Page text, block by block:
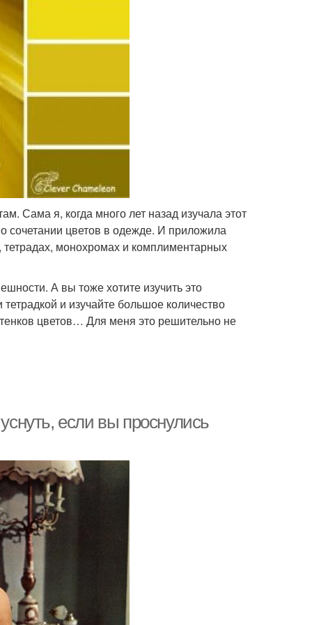
Сама я, когда много лет назад изучала этот
сочетании цветов в одежде. И приложила
тетрадах, монохромах и комплиментарных
А вы тоже хотите изучить это
и изучайте большое количество
цветов… Для меня это решительно не
если вы проснулись